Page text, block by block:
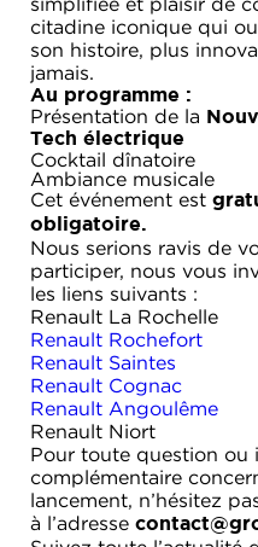
citadine iconique qui
son histoire, plus
jamais.
Au programme :
Présentation de la
Tech électrique
Cocktail dînatoire
Ambiance musicale
Cet événement est
obligatoire.
Nous serions ravis de
participer, nous vous
les liens suivants :
Renault La Rochelle
Renault Rochefort
Renault Saintes
Renault Cognac
Renault Angoulême
Renault Niort
Pour toute question ou
complémentaire
lancement, n’hésitez
à l’adresse